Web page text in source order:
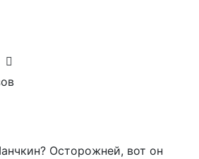
Осторожней, вот он